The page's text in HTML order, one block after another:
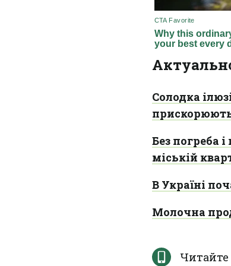
Солодка
Без погреба
міській
В Україні
Молочна
Читайте